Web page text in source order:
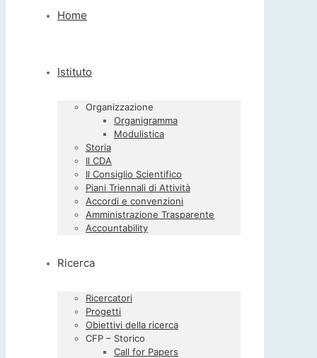
Home
Istituto
Organizzazione
Organigramma
Modulistica
Storia
Il CDA
Il Consiglio Scientifico
Piani Triennali di Attività
Accordi e convenzioni
Amministrazione Trasparente
Accountability
Ricerca
Ricercatori
Progetti
Obiettivi della ricerca
CFP – Storico
Call for Papers